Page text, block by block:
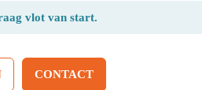
vlot van start.
CONTACT